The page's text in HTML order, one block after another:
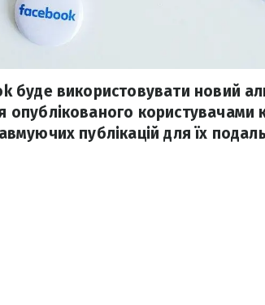
буде використовувати новий
користувачами
публікацій для їх